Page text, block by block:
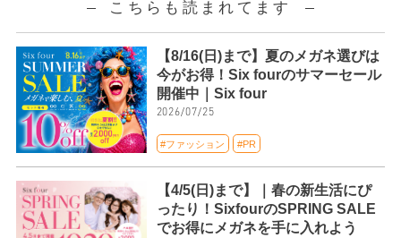
こちらも読まれてます
【8/16(日)まで】夏のメガネ選びは
今がお得！Six fourのサマーセール
開催中｜Six four
2026/07/25
#ファッション #PR
【4/5(日)まで】｜春の新生活にぴ
ったり！SixfourのSPRING SALE
でお得にメガネを手に入れよう